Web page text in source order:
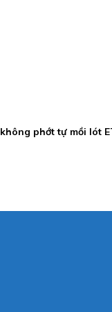
phớt tự mồi lót